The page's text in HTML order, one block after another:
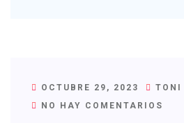
OCTUBRE 29, 2023
TONI
NO HAY COMENTARIOS